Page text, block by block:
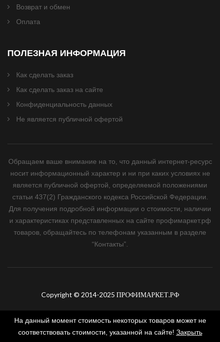
Возврат и обмен
Оплата
ПОЛЕЗНАЯ ИНФОРМАЦИЯ
Как сделать заказ
Как сделать заказ на сайте
Конфиденциальность данных
Не является публичной офертой
Обращаем ваше внимание на то, что данный интернет-ресурс
носит информационный характер и ни при каких условиях не
является публичной офертой, определяемой положениями
статьи 437(2) Гражданского кодекса Российской Федерации.
Для получения подробной информации о стоимости, наличии
и характеристиках представленных на сайте профимаркет.рф
товаров, обращайтесь по телефонам указанным в разделе
“Контакты”.
Copyright © 2014-2025 ПРОФИМАРКЕТ.РФ
На данный момент стоимость некоторых товаров может не
соответствовать стоимости, указанной на сайте! Закрыть